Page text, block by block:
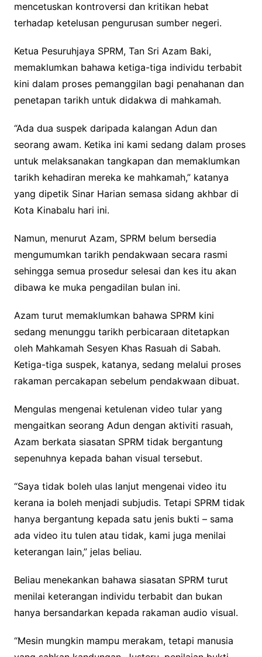
mencetuskan kontroversi dan kritikan hebat
terhadap ketelusan pengurusan sumber negeri.
Ketua Pesuruhjaya SPRM, Tan Sri Azam Baki,
memaklumkan bahawa ketiga-tiga individu terbabit
kini dalam proses pemanggilan bagi penahanan dan
penetapan tarikh untuk didakwa di mahkamah.
“Ada dua suspek daripada kalangan Adun dan
seorang awam. Ketika ini kami sedang dalam proses
untuk melaksanakan tangkapan dan memaklumkan
tarikh kehadiran mereka ke mahkamah,” katanya
yang dipetik Sinar Harian semasa sidang akhbar di
Kota Kinabalu hari ini.
Namun, menurut Azam, SPRM belum bersedia
mengumumkan tarikh pendakwaan secara rasmi
sehingga semua prosedur selesai dan kes itu akan
dibawa ke muka pengadilan bulan ini.
Azam turut memaklumkan bahawa SPRM kini
sedang menunggu tarikh perbicaraan ditetapkan
oleh Mahkamah Sesyen Khas Rasuah di Sabah.
Ketiga-tiga suspek, katanya, sedang melalui proses
rakaman percakapan sebelum pendakwaan dibuat.
Mengulas mengenai ketulenan video tular yang
mengaitkan seorang Adun dengan aktiviti rasuah,
Azam berkata siasatan SPRM tidak bergantung
sepenuhnya kepada bahan visual tersebut.
“Saya tidak boleh ulas lanjut mengenai video itu
kerana ia boleh menjadi subjudis. Tetapi SPRM tidak
hanya bergantung kepada satu jenis bukti – sama
ada video itu tulen atau tidak, kami juga menilai
keterangan lain,” jelas beliau.
Beliau menekankan bahawa siasatan SPRM turut
menilai keterangan individu terbabit dan bukan
hanya bersandarkan kepada rakaman audio visual.
“Mesin mungkin mampu merakam, tetapi manusia